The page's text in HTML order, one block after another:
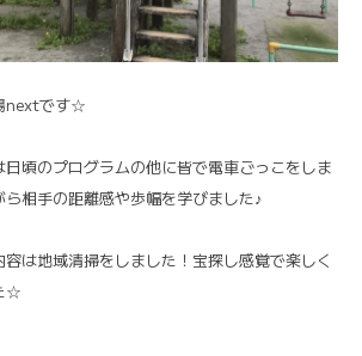
nextです☆
頃のプログラムの他に皆で電車ごっこをしま
相手の距離感や歩幅を学びました♪
は地域清掃をしました！宝探し感覚で楽しく
☆